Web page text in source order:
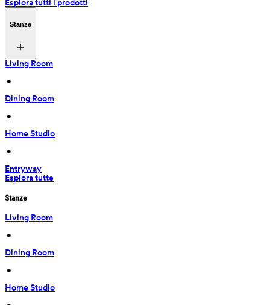
Esplora tutti i prodotti
Stanze
Living Room
•
Dining Room
•
Home Studio
•
Entryway
Esplora tutte
Stanze
Living Room
•
Dining Room
•
Home Studio